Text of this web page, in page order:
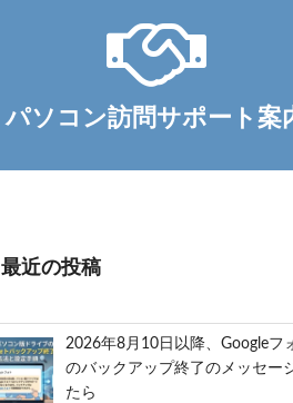
パソコン訪問サポート案
最近の投稿
2026年8月10日以降、Googleフ
のバックアップ終了のメッセー
たら